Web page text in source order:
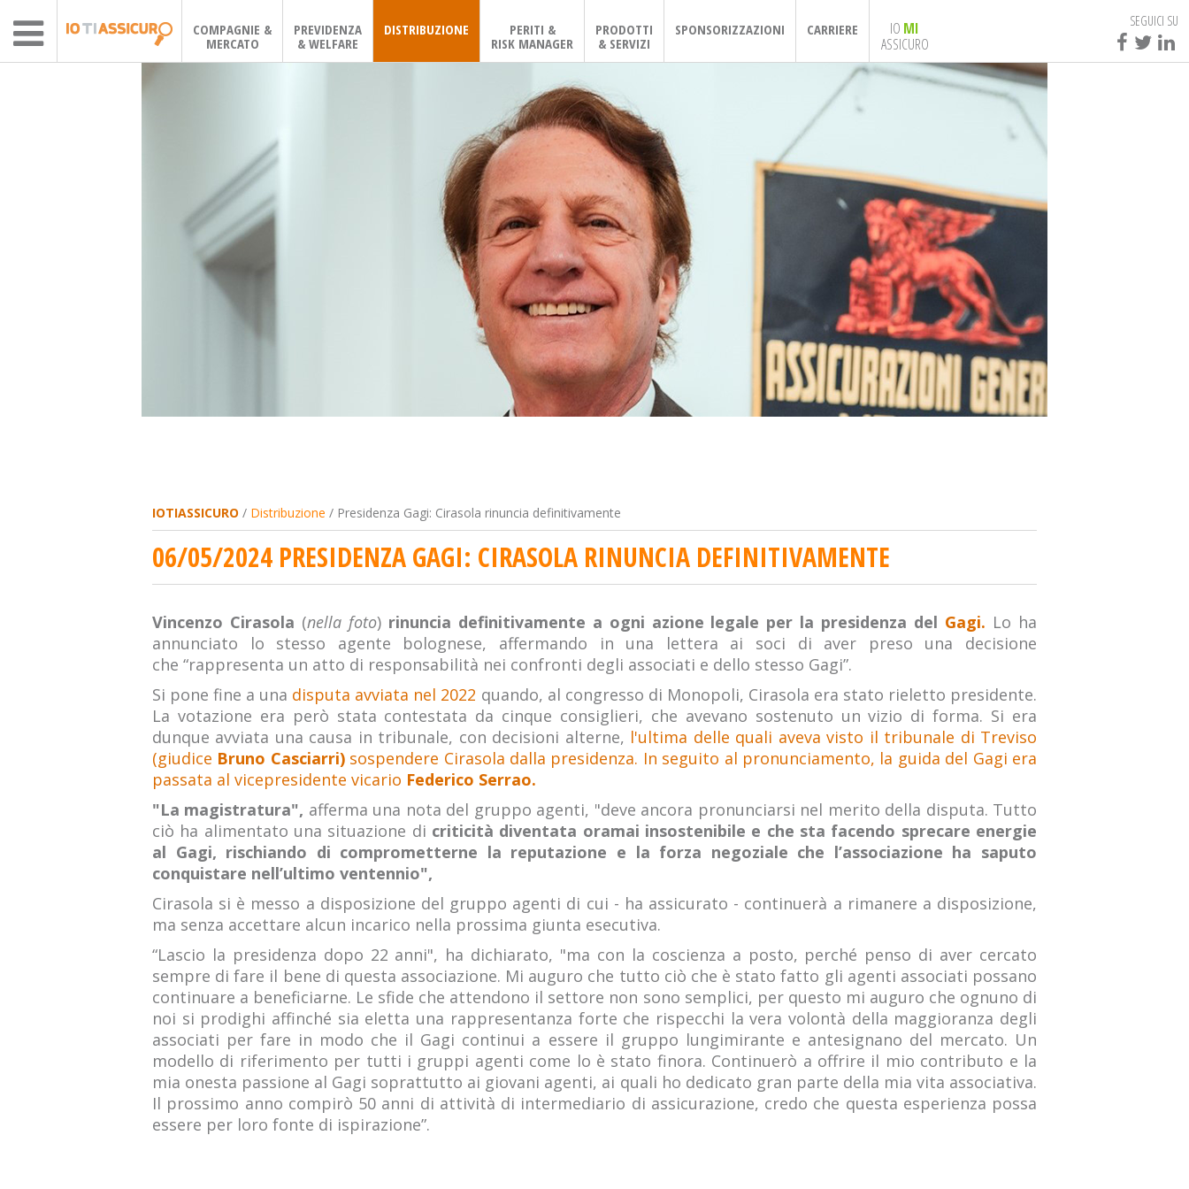
COMPAGNIE &
MERCATO
PREVIDENZA
& WELFARE
DISTRIBUZIONE
PERITI &
RISK MANAGER
PRODOTTI
& SERVIZI
SPONSORIZZAZIONI CARRIERE IO MI
ASSICURO
SEGUICI SU
IOTIASSICURO / Distribuzione / Presidenza Gagi: Cirasola rinuncia definitivamente
06/05/2024 PRESIDENZA GAGI: CIRASOLA RINUNCIA DEFINITIVAMENTE
Vincenzo Cirasola (nella foto) rinuncia definitivamente a ogni azione legale per la presidenza del Gagi. Lo ha
annunciato lo stesso agente bolognese, affermando in una lettera ai soci di aver preso una decisione
che “rappresenta un atto di responsabilità nei confronti degli associati e dello stesso Gagi”.
Si pone fine a una disputa avviata nel 2022 quando, al congresso di Monopoli, Cirasola era stato rieletto presidente.
La votazione era però stata contestata da cinque consiglieri, che avevano sostenuto un vizio di forma. Si era
dunque avviata una causa in tribunale, con decisioni alterne, l'ultima delle quali aveva visto il tribunale di Treviso
(giudice Bruno Casciarri) sospendere Cirasola dalla presidenza. In seguito al pronunciamento, la guida del Gagi era
passata al vicepresidente vicario Federico Serrao.
"La magistratura", afferma una nota del gruppo agenti, "deve ancora pronunciarsi nel merito della disputa. Tutto
ciò ha alimentato una situazione di criticità diventata oramai insostenibile e che sta facendo sprecare energie
al Gagi, rischiando di comprometterne la reputazione e la forza negoziale che l’associazione ha saputo
conquistare nell’ultimo ventennio",
Cirasola si è messo a disposizione del gruppo agenti di cui - ha assicurato - continuerà a rimanere a disposizione,
ma senza accettare alcun incarico nella prossima giunta esecutiva.
“Lascio la presidenza dopo 22 anni", ha dichiarato, "ma con la coscienza a posto, perché penso di aver cercato
sempre di fare il bene di questa associazione. Mi auguro che tutto ciò che è stato fatto gli agenti associati possano
continuare a beneficiarne. Le sfide che attendono il settore non sono semplici, per questo mi auguro che ognuno di
noi si prodighi affinché sia eletta una rappresentanza forte che rispecchi la vera volontà della maggioranza degli
associati per fare in modo che il Gagi continui a essere il gruppo lungimirante e antesignano del mercato. Un
modello di riferimento per tutti i gruppi agenti come lo è stato finora. Continuerò a offrire il mio contributo e la
mia onesta passione al Gagi soprattutto ai giovani agenti, ai quali ho dedicato gran parte della mia vita associativa.
Il prossimo anno compirò 50 anni di attività di intermediario di assicurazione, credo che questa esperienza possa
essere per loro fonte di ispirazione”.